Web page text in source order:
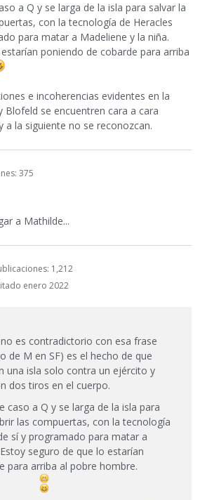
a Q y se larga de la isla para salvar la
con la tecnología de Heracles
para matar a Madeliene y la niña.
poniendo de cobarde para arriba
e incoherencias evidentes en la
Blofeld se encuentren cara a cara
a la siguiente no se reconozcan.
375
a Mathilde...
1,212
enero 2022
es contradictorio con esa frase
de M en SF) es el hecho de que
una isla solo contra un ejército y
dos tiros en el cuerpo.
caso a Q y se larga de la isla para
las compuertas, con la tecnología
sí y programado para matar a
seguro de que lo estarían
para arriba al pobre hombre.